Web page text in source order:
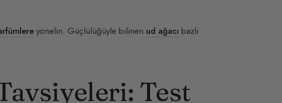
yönelin. Güçlülüğüyle bilinen ud ağacı bazlı
Test